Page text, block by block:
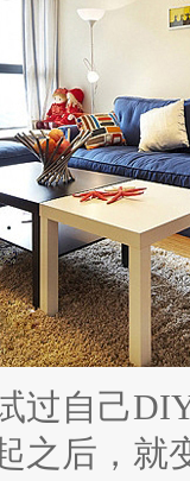
自己DIY
之后，就